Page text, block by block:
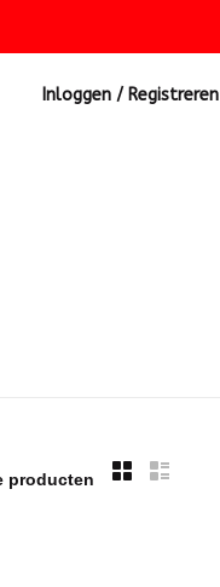
Inloggen / Registreren